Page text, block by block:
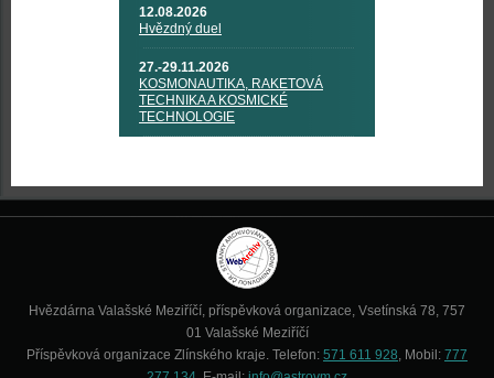
12.08.2026
Hvězdný duel
27.-29.11.2026
KOSMONAUTIKA, RAKETOVÁ
TECHNIKA A KOSMICKÉ
TECHNOLOGIE
Hvězdárna Valašské Meziříčí, příspěvková organizace, Vsetínská 78, 757
01 Valašské Meziříčí
Příspěvková organizace Zlínského kraje. Telefon: 571 611 928, Mobil: 777